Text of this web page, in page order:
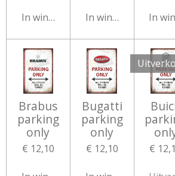
In winkelwagenIn winkelwagen
In
Brabus
parking
only
€ 12,10
Bugatti
parking
only
€ 12,10 €